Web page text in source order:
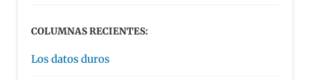
COLUMNAS RECIENTES:
Los datos duros